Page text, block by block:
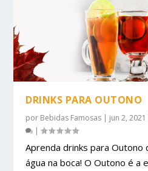
DRINKS PARA OUTONO
por Bebidas Famosas | jun 2, 2021
|
Aprenda drinks para Outono
água na boca! O Outono é a